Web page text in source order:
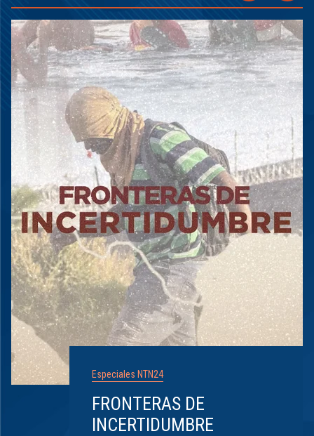
Especiales NTN24
FRONTERAS DE
INCERTIDUMBRE